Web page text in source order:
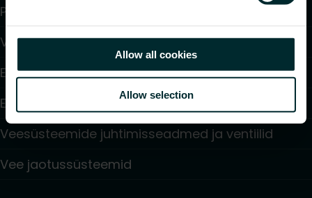
Allow all cookies
Allow selection
Põrandaküte ja jahutus
Ventilaatoriga konvektorid
Elektriküte
Elektroonilised juhtimisseadmed
Veesüsteemide juhtimisseadmed ja ventiilid
Vee jaotussüsteemid